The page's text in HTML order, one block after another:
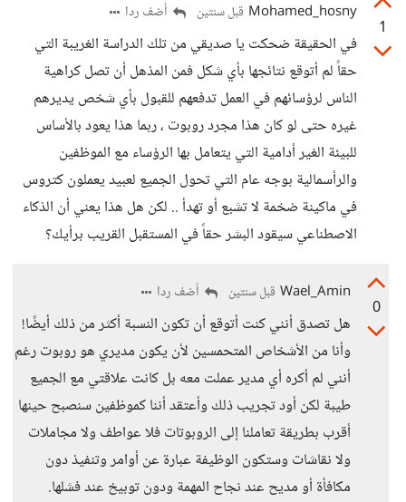
1
Mohamed_hosny قبل سنتين أضف ردا
في الحقيقة ضحكت يا صديقي من تلك الدراسة الغريبة التي
حقاً لم أتوقع نتائجها بأي شكل فمن المذهل أن تصل كراهية
الناس لرؤسائهم في العمل تدفعهم للقبول بأي شخص يديرهم
غيره حتى لو كان هذا مجرد روبوت ، ربما هذا يعود بالأساس
للبيئة الغير أدامية التي يتعامل بها الرؤساء مع الموظفين
والرأسمالية بوجه عام التي تحول الجميع لعبيد يعملون كتروس
في ماكينة ضخمة لا تشبع أو تهدأ .. لكن هل هذا يعني أن الذكاء
الاصطناعي سيقود البشر حقاً في المستقبل القريب برأيك؟
0
Wael_Amin قبل سنتين أضف ردا
هل تصدق أنني كنت أتوقع أن تكون النسبة أكثر من ذلك أيضًا!
وأنا من الأشخاص المتحمسين لأن يكون مديري هو روبوت رغم
أنني لم أكره أي مدير عملت معه بل كانت علاقتي مع الجميع
طيبة لكن أود تجريب ذلك وأعتقد أننا كموظفين سنصبح حينها
أقرب بطريقة تعاملنا إلى الروبوتات فلا عواطف ولا مجاملات
ولا نقاشات وستكون الوظيفة عبارة عن أوامر وتنفيذ دون
مكافأة أو مديح عند نجاح المهمة ودون توبيخ عند فشلها.